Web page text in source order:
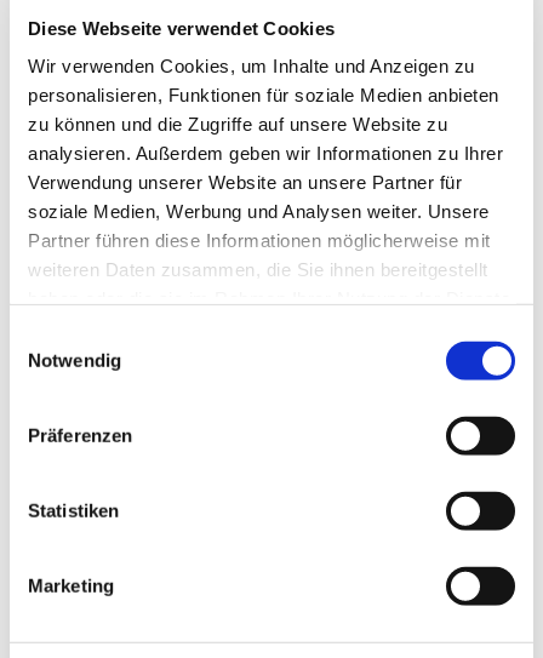
Diese Webseite verwendet Cookies
Wir verwenden Cookies, um Inhalte und Anzeigen zu
personalisieren, Funktionen für soziale Medien anbieten
zu können und die Zugriffe auf unsere Website zu
analysieren. Außerdem geben wir Informationen zu Ihrer
Verwendung unserer Website an unsere Partner für
soziale Medien, Werbung und Analysen weiter. Unsere
Partner führen diese Informationen möglicherweise mit
weiteren Daten zusammen, die Sie ihnen bereitgestellt
Notwendig
Präferenzen
Statistiken
Marketing